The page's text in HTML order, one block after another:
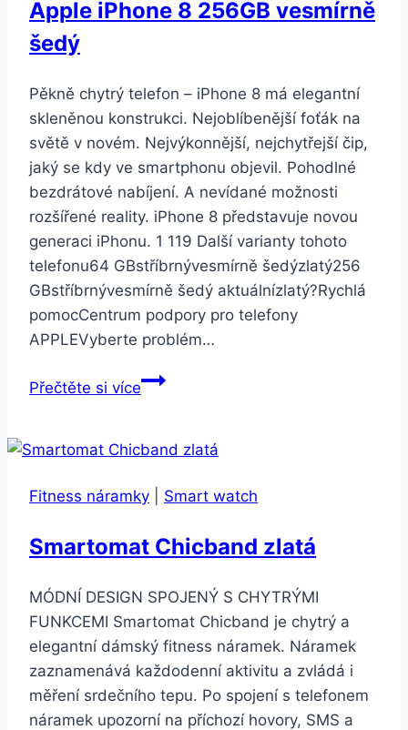
Apple iPhone 8 256GB vesmírně
šedý
Pěkně chytrý telefon – iPhone 8 má elegantní
skleněnou konstrukci. Nejoblíbenější foťák na
světě v novém. Nejvýkonnější, nejchytřejší čip,
jaký se kdy ve smartphonu objevil. Pohodlné
bezdrátové nabíjení. A nevídané možnosti
rozšířené reality. iPhone 8 představuje novou
generaci iPhonu. 1 119 Další varianty tohoto
telefonu64 GBstříbrnývesmírně šedýzlatý256
GBstříbrnývesmírně šedý aktuálnízlatý?Rychlá
pomocCentrum podpory pro telefony
APPLEVyberte problém…
Přečtěte si víceApple
256GB
šedý
Fitness náramky Smart watch
Smartomat Chicband zlatá
MÓDNÍ DESIGN SPOJENÝ S CHYTRÝMI
FUNKCEMI Smartomat Chicband je chytrý a
elegantní dámský fitness náramek. Náramek
zaznamenává každodenní aktivitu a zvládá i
měření srdečního tepu. Po spojení s telefonem
náramek upozorní na příchozí hovory, SMS a